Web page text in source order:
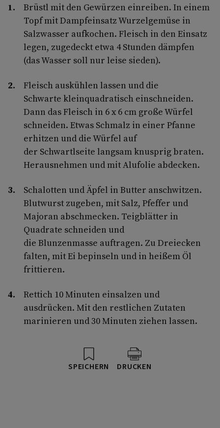
Brüstl mit den Gewürzen einreiben. In einem
Topf mit Dampfeinsatz Wurzelgemüse in
Salzwasser aufkochen. Fleisch in den Einsatz
legen, zugedeckt etwa 4 Stunden dämpfen
(das Wasser soll nur leise sieden).
Fleisch auskühlen lassen und die
Schwarte kleinquadratisch einschneiden.
Dann das Fleisch in 6 x 6 cm große Würfel
schneiden. Etwas Schmalz in einer Pfanne
erhitzen und die Würfel auf
der Schwartlseite langsam knusprig braten.
Herausnehmen und mit Alufolie abdecken.
Schalotten und Äpfel in Butter anschwitzen.
Blutwurst zugeben, mit Salz, Pfeffer und
Majoran abschmecken. Teigblätter in
Quadrate schneiden und
die Blunzenmasse auftragen. Zu Dreiecken
falten, mit Ei bepinseln und in heißem Öl
frittieren.
Rettich 10 Minuten einsalzen und
ausdrücken. Mit den restlichen Zutaten
marinieren und 30 Minuten ziehen lassen.
SPEICHERN DRUCKEN